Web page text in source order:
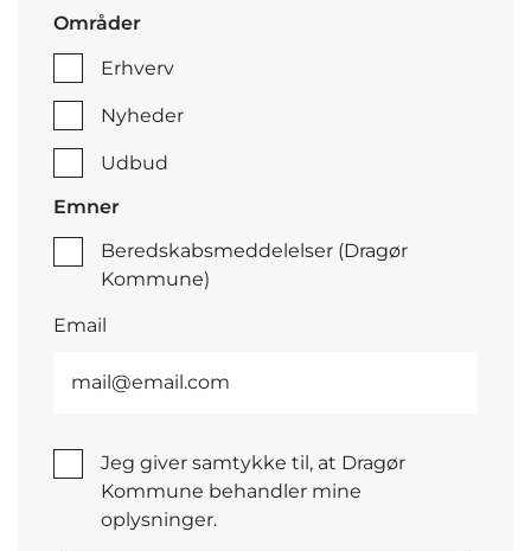
Områder
Erhverv
Nyheder
Udbud
Emner
Beredskabsmeddelelser (Dragør
Kommune)
Email
Jeg giver samtykke til, at Dragør
Kommune behandler mine
oplysninger.